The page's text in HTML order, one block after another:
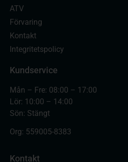
ATV
Förvaring
Kontakt
Integritetspolicy
Kundservice
Mån – Fre: 08:00 – 17:00
Lör: 10:00 – 14:00
Sön: Stängt
Org: 559005-8383
Kontakt